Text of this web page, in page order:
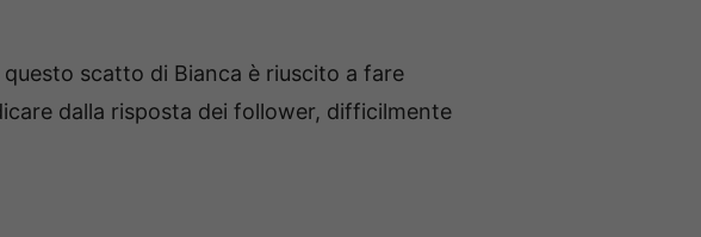
scatto di Bianca è riuscito a fare
dalla risposta dei follower, difficilmente